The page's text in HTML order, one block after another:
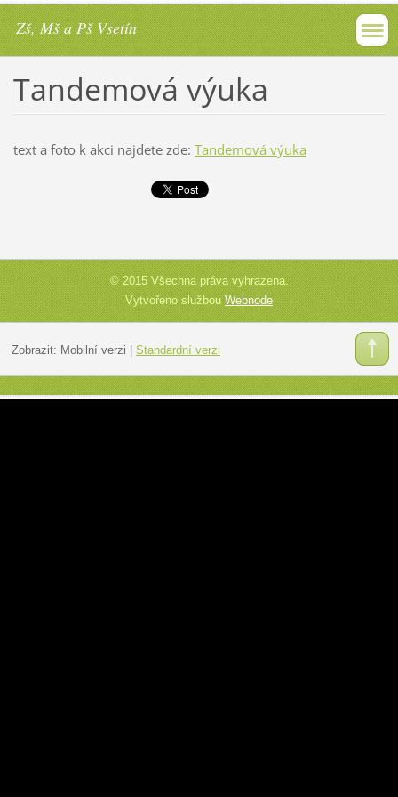
Zš, Mš a Pš Vsetín
Tandemová výuka
text a foto k akci najdete zde: Tandemová výuka
© 2015 Všechna práva vyhrazena.
Vytvořeno službouWebnode
Zobrazit: Mobilní verzi | Standardní verzi